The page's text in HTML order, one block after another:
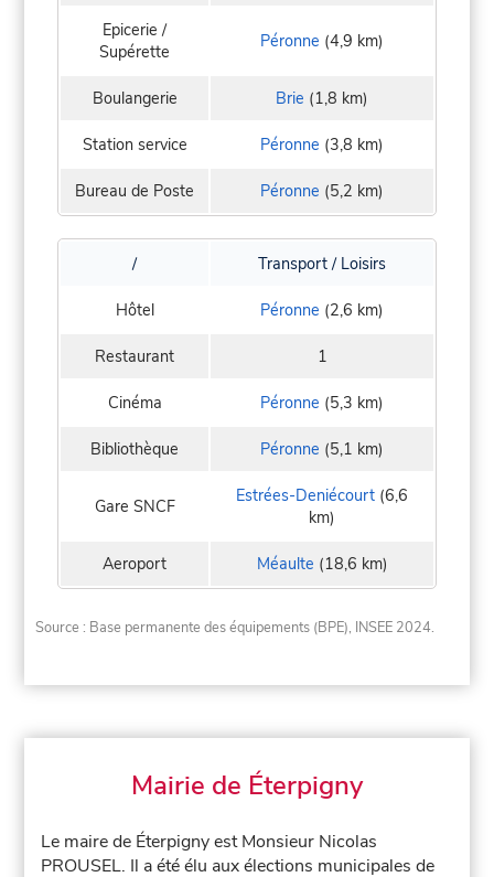
Epicerie /
Supérette
Péronne (4,9 km)
Boulangerie Brie (1,8 km)
Station service Péronne (3,8 km)
Bureau de Poste Péronne (5,2 km)
/ Transport / Loisirs
Hôtel Péronne (2,6 km)
Restaurant 1
Cinéma Péronne (5,3 km)
Bibliothèque Péronne (5,1 km)
Gare SNCF Estrées-Deniécourt (6,6
km)
Aeroport Méaulte (18,6 km)
Source : Base permanente des équipements (BPE), INSEE 2024.
Mairie de Éterpigny
Le maire de Éterpigny est Monsieur Nicolas
PROUSEL. Il a été élu aux élections municipales de